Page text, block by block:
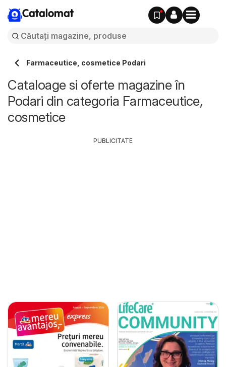
Catalomat
Farmaceutice, cosmetice Podari
Cataloage si oferte magazine în
Podari din categoria Farmaceutice,
cosmetice
PUBLICITATE